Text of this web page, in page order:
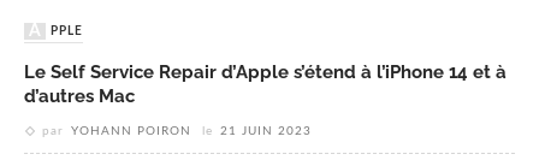
APPLE
Le Self Service Repair d’Apple s’étend à l’iPhone 14 et à
d’autres Mac
par YOHANN POIRON le 21 JUIN 2023